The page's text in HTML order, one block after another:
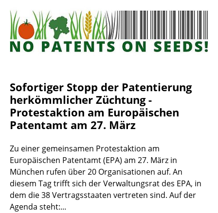
Sofortiger Stopp der Patentierung
herkömmlicher Züchtung -
Protestaktion am Europäischen
Patentamt am 27. März
Zu einer gemeinsamen Protestaktion am
Europäischen Patentamt (EPA) am 27. März in
München rufen über 20 Organisationen auf. An
diesem Tag trifft sich der Verwaltungsrat des EPA, in
dem die 38 Vertragsstaaten vertreten sind. Auf der
Agenda steht:...